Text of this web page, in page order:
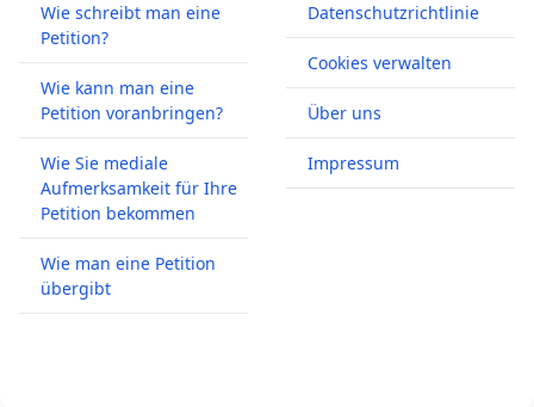
Wie schreibt man eine
Petition?
Wie kann man eine
Petition voranbringen?
Wie Sie mediale
Aufmerksamkeit für Ihre
Petition bekommen
Wie man eine Petition
übergibt
Datenschutzrichtlinie
Cookies verwalten
Über uns
Impressum